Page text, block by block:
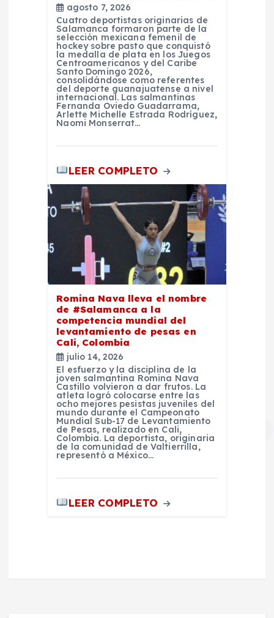
agosto 7, 2026
Cuatro deportistas originarias de
Salamanca formaron parte de la
selección mexicana femenil de
hockey sobre pasto que conquistó
la medalla de plata en los Juegos
Centroamericanos y del Caribe
Santo Domingo 2026,
consolidándose como referentes
del deporte guanajuatense a nivel
internacional. Las salmantinas
Fernanda Oviedo Guadarrama,
Arlette Michelle Estrada Rodríguez,
Naomi Monserrat…
LEER COMPLETO
Romina Nava lleva el nombre
de #Salamanca a la
competencia mundial del
levantamiento de pesas en
Cali, Colombia
julio 14, 2026
El esfuerzo y la disciplina de la
joven salmantina Romina Nava
Castillo volvieron a dar frutos. La
atleta logró colocarse entre las
ocho mejores pesistas juveniles del
mundo durante el Campeonato
Mundial Sub-17 de Levantamiento
de Pesas, realizado en Cali,
Colombia. La deportista, originaria
de la comunidad de Valtierrilla,
representó a México…
LEER COMPLETO